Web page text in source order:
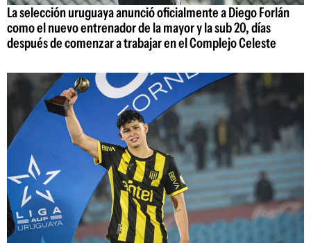
La selección uruguaya anunció oficialmente a Diego Forlán
como el nuevo entrenador de la mayor y la sub 20, días
después de comenzar a trabajar en el Complejo Celeste